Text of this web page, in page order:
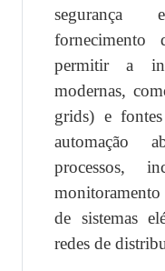
segurança
fornecimento
permitir a
modernas,
grids) e
automação
processos,
monitoramento
de sistemas
redes de